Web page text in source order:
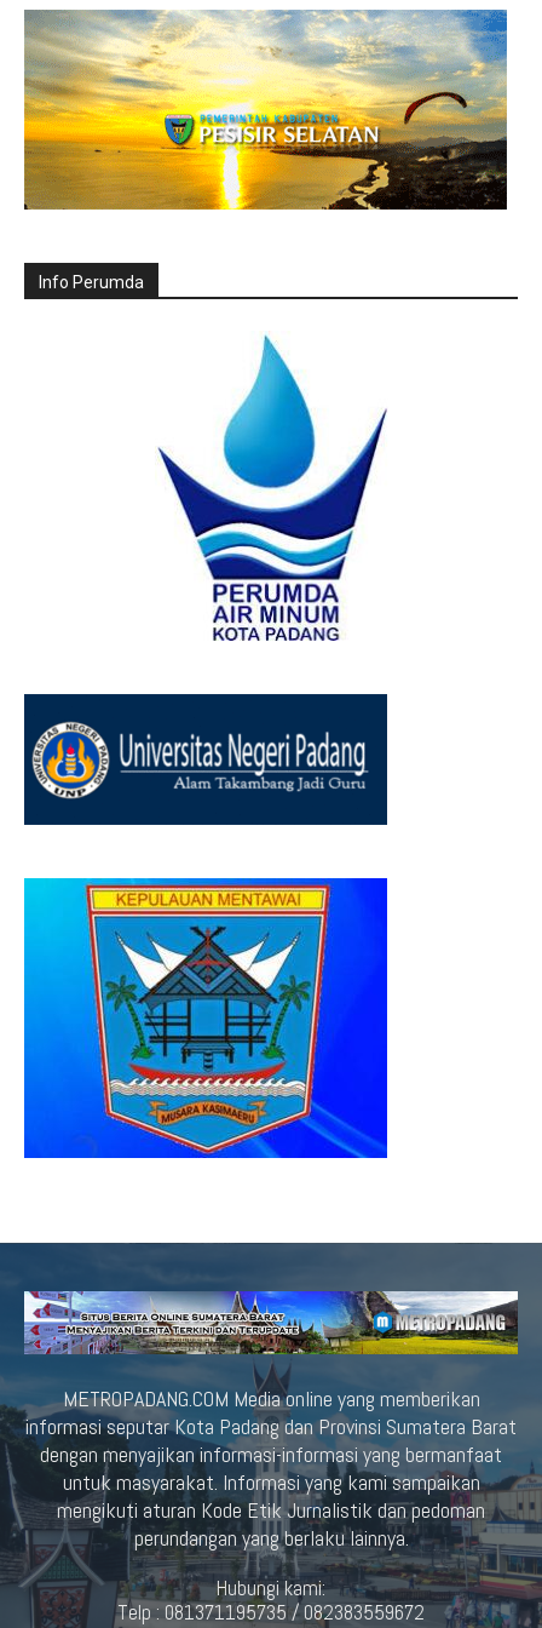
Info Perumda
METROPADANG.COM Media online yang memberikan
informasi seputar Kota Padang dan Provinsi Sumatera Barat
dengan menyajikan informasi-informasi yang bermanfaat
untuk masyarakat. Informasi yang kami sampaikan
mengikuti aturan Kode Etik Jurnalistik dan pedoman
perundangan yang berlaku lainnya.
Hubungi kami:
Telp : 081371195735 / 082383559672